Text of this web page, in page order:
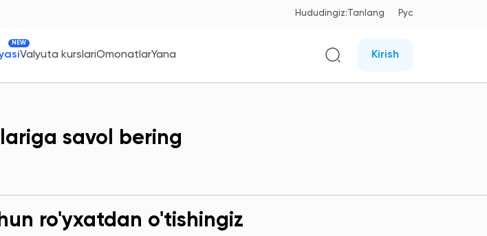
Hududingiz:Tanlang Рус
NEW
Valyuta kurslariOmonatlarYana Kirish
savol bering
ro'yxatdan o'tishingiz